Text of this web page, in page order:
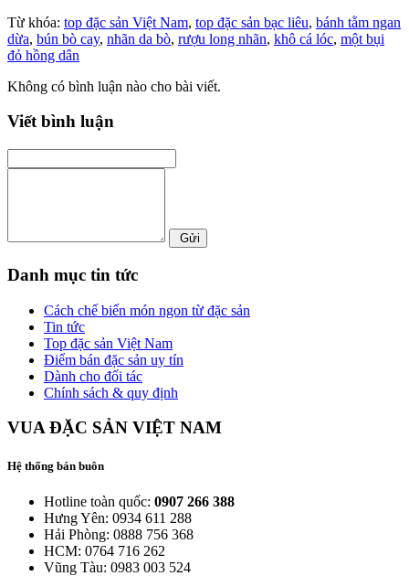
Từ khóa: top đặc sản Việt Nam, top đặc sản bạc liêu, bánh tằm ngan
dừa, bún bò cay, nhãn da bò, rượu long nhãn, khô cá lóc, một bụi
đỏ hồng dân
Không có bình luận nào cho bài viết.
Viết bình luận
Gửi
Danh mục tin tức
Cách chế biến món ngon từ đặc sản
Tin tức
Top đặc sản Việt Nam
Điểm bán đặc sản uy tín
Dành cho đối tác
Chính sách & quy định
VUA ĐẶC SẢN VIỆT NAM
Hệ thống bán buôn
Hotline toàn quốc: 0907 266 388
Hưng Yên: 0934 611 288
Hải Phòng: 0888 756 368
HCM: 0764 716 262
Vũng Tàu: 0983 003 524